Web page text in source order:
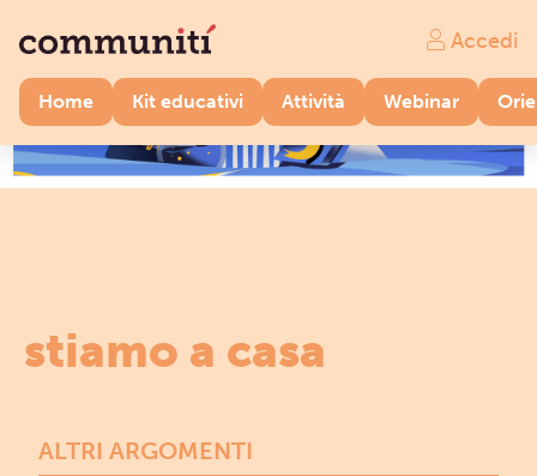
Home Kit educativi Attività Webinar
Accedi
stiamo a casa
ALTRI ARGOMENTI